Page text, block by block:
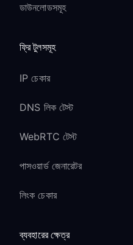
ডাউনলোডসমূহ
ফ্রি টুলসমূহ
IP চেকার
DNS লিক টেস্ট
WebRTC টেস্ট
পাসওয়ার্ড জেনারেটর
লিংক চেকার
ব্যবহারের ক্ষেত্র